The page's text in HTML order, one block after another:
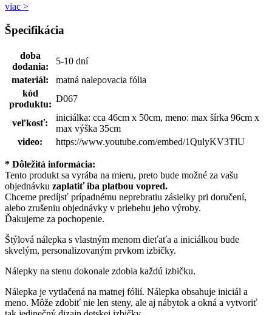
viac >
Špecifikácia
doba
dodania:
5-10 dní
materiál:
matná nalepovacia fólia
kód
produktu:
D067
veľkosť:
iniciálka: cca 46cm x 50cm, meno: max šírka 96cm x
max výška 35cm
video:
https://www.youtube.com/embed/1QulyKV3TlU
* Dôležitá informácia:
Tento produkt sa vyrába na mieru, preto bude možné za vašu
objednávku zaplatiť iba platbou vopred.
Chceme predíjsť prípadnému neprebratiu zásielky pri doručení,
alebo zrušeniu objednávky v priebehu jeho výroby.
Ďakujeme za pochopenie.
Štýlová nálepka s vlastným menom dieťaťa a iniciálkou bude
skvelým, personalizovaným prvkom izbičky.
Nálepky na stenu dokonale zdobia každú izbičku.
Nálepka je vytlačená na matnej fólií. Nálepka obsahuje iniciál a
meno. Môže zdobiť nie len steny, ale aj nábytok a okná a vytvoriť